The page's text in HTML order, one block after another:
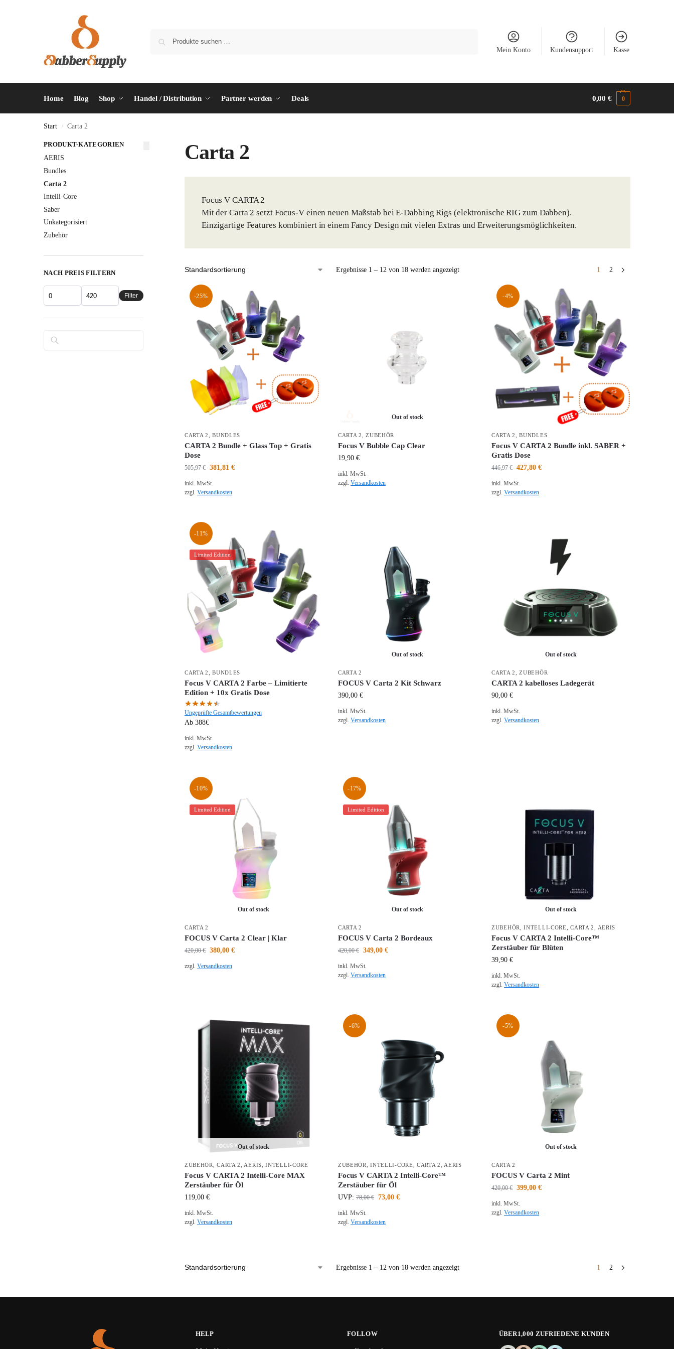
Mein Konto Kundensupport Kasse
Home Blog Shop Handel / Distribution Partner werden Deals 0,00€ 0
Start / Carta 2
Carta 2
Focus V CARTA 2
Mit der Carta 2 setzt Focus-V einen neuen Maßstab bei E-Dabbing Rigs (elektronische RIG zum Dabben).
Einzigartige Features kombiniert in einem Fancy Design mit vielen Extras und Erweiterungsmöglichkeiten.
Ergebnisse 1 – 12 von 18 werden angezeigt 1 2
-25%
CARTA 2 ,BUNDLES
CARTA 2 Bundle + Glass Top + Gratis
Dose
505,97€ 381,81 €
inkl. MwSt.
zzgl. Versandkosten
Out of stock
CARTA 2 ,ZUBEHÖR
Focus V Bubble Cap Clear
19,90 €
inkl. MwSt.
zzgl. Versandkosten
-4%
CARTA 2 ,BUNDLES
Focus V CARTA 2 Bundle inkl. SABER +
Gratis Dose
446,97€ 427,80€
inkl. MwSt.
zzgl.Versandkosten
-11%
Limited Edition
CARTA 2 ,BUNDLES
Focus V CARTA 2 Farbe – Limitierte
Edition + 10x Gratis Dose
Ungeprüfte Gesamtbewertungen
Ab 388€
inkl. MwSt.
zzgl. Versandkosten
Out of stock
CARTA 2
FOCUS V Carta 2 Kit Schwarz
390,00 €
inkl. MwSt.
zzgl. Versandkosten
Out of stock
CARTA 2 ,ZUBEHÖR
CARTA 2 kabelloses Ladegerät
90,00€
inkl. MwSt.
zzgl.Versandkosten
-10%
Limited Edition
Out of stock
CARTA 2
FOCUS V Carta 2 Clear | Klar
420,00€ 380,00 €
zzgl. Versandkosten
-17%
Limited Edition
Out of stock
CARTA 2
FOCUS V Carta 2 Bordeaux
420,00€ 349,00 €
inkl. MwSt.
zzgl. Versandkosten
Out of stock
ZUBEHÖR ,INTELLI-CORE ,CARTA 2 AERIS
Focus V CARTA 2 Intelli-Core™
Zerstäuber für Blüten
39,90€
inkl. MwSt.
zzgl.Versandkosten
Out of stock
ZUBEHÖR ,CARTA 2 AERIS ,INTELLI-CORE
Focus V CARTA 2 Intelli-Core MAX
Zerstäuber für Öl
119,00 €
inkl. MwSt.
zzgl. Versandkosten
-6%
ZUBEHÖR ,INTELLI-CORE ,CARTA 2 AERIS
Focus V CARTA 2 Intelli-Core™
Zerstäuber für Öl
UVP: 78,00€ 73,00 €
inkl. MwSt.
zzgl. Versandkosten
-5%
Out of stock
CARTA 2
FOCUS V Carta 2 Mint
420,00€ 399,00€
inkl. MwSt.
zzgl.Versandkosten
Ergebnisse 1 – 12 von 18 werden angezeigt 1 2
PRODUKT-KATEGORIEN
AERIS
Bundles
Carta 2
Intelli-Core
Saber
Unkategorisiert
Zubehör
NACH PREIS FILTERN
Filter
HELP FOLLOW ÜBER1,000 ZUFRIEDENE KUNDEN